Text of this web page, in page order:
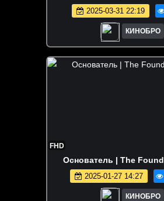
2025-03-31 22:19
КИНОБРО
FHD
Основатель | The
2025-01-27 14:27
КИНОБРО